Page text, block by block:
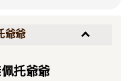
爺爺
托爺爺